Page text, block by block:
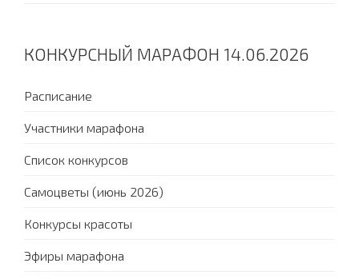
КОНКУРСНЫЙ МАРАФОН 14.06.2026
Расписание
Участники марафона
Список конкурсов
Самоцветы (июнь 2026)
Конкурсы красоты
Эфиры марафона